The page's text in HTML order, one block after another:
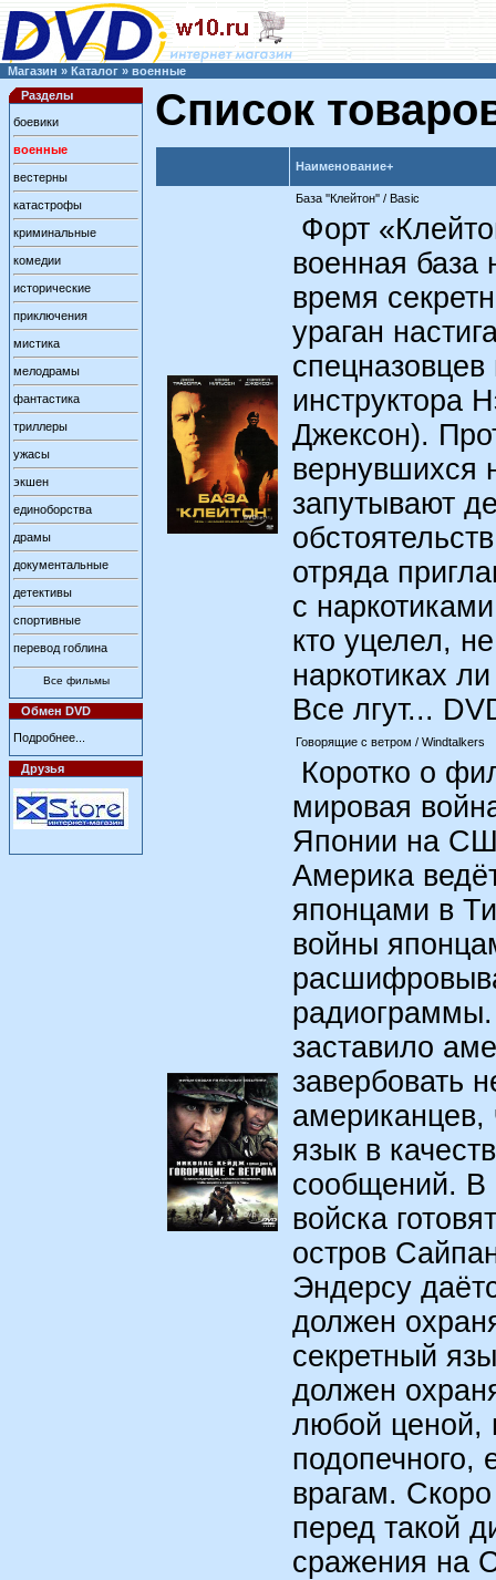
Магазин » Каталог » военные
Разделы
боевики
военные
вестерны
катастрофы
криминальные
комедии
исторические
приключения
мистика
мелодрамы
фантастика
триллеры
ужасы
экшен
единоборства
драмы
документальные
детективы
спортивные
перевод гоблина
Все фильмы
Обмен DVD
Подробнее...
Друзья
Список
Наименование+
База ''Клейтон'' / Basic
Форт
военная
время
ураган
спецназовцев
инструктора
Джексон).
вернувшихся
запутывают
отряда
с
кто уцелел,
наркотиках
Все лгут...
Говорящие с ветром / Windtalkers
Коротко о
мировая
Японии на
Америка
японцами в
войны
радиограммы.
заставило
завербовать
американцев,
язык в
сообщений. В
войска
остров
Эндерсу
должен
секретный
должен
любой ценой,
подопечного,
врагам.
перед такой
сражения на